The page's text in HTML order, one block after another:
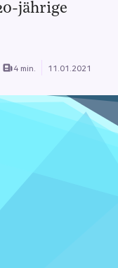
jährige
4 min. 11.01.2021